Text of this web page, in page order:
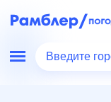
Введите